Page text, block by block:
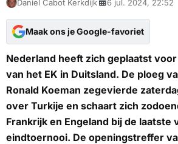
Daniel Cabot Kerkdijk 6 jul. 2024, 22:52
Maak ons je Google-favoriet
Nederland heeft zich geplaatst
van het EK in Duitsland. De ploeg
Ronald Koeman zegevierde
over Turkije en schaart zich
Frankrijk en Engeland bij de laatste
eindtoernooi. De openingstreffer